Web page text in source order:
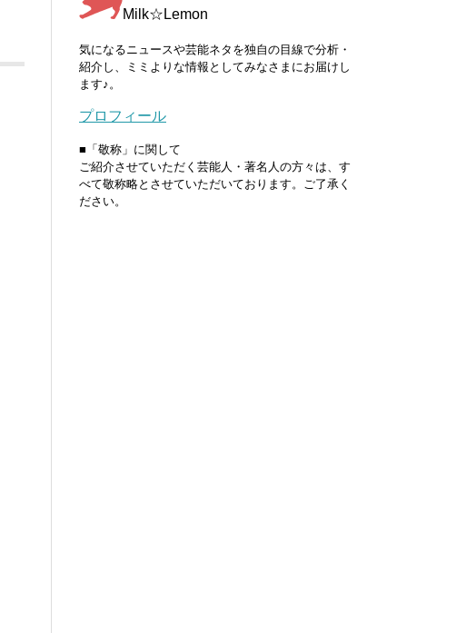
Milk☆Lemon
気になるニュースや芸能ネタを独自の目線で分析・
紹介し、ミミよりな情報としてみなさまにお届けし
ます♪。
プロフィール
■「敬称」に関して
ご紹介させていただく芸能人・著名人の方々は、す
べて敬称略とさせていただいております。ご了承く
ださい。